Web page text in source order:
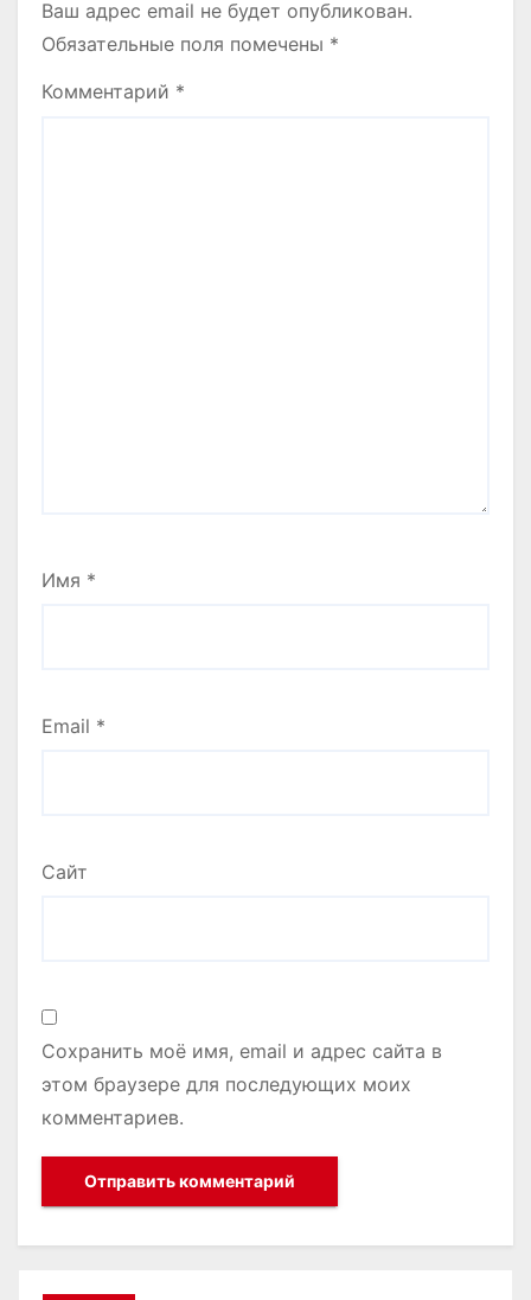
Ваш адрес email не будет опубликован.
Обязательные поля помечены *
Комментарий *
Имя *
Email *
Сайт
Сохранить моё имя, email и адрес сайта в
этом браузере для последующих моих
комментариев.